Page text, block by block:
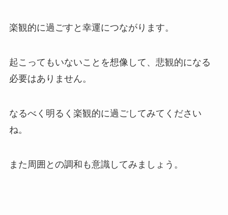
楽観的に過ごすと幸運につながります。
起こってもいないことを想像して、悲観的になる
必要はありません。
なるべく明るく楽観的に過ごしてみてください
ね。
また周囲との調和も意識してみましょう。